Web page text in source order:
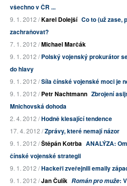
všechno v ČR ...
9. 1. 2012 /Karel Dolejší Co to (už zase,
zachraňovat?
7. 1. 2012 /Michael Marčák
9. 1. 2012 /Polský vojenský prokurátor
do hlavy
9. 1. 2012 /Síla čínské vojenské moci je
9. 1. 2012 /Petr Nachtmann Zbrojení
Mnichovská dohoda
2. 4. 2012 /Hodně klesající tendence
17. 4. 2012 /Zprávy, které nemají názor
9. 1. 2012 /Štěpán Kotrba ANALÝZA:
čínské vojenské strategii
9. 1. 2012 /Hackeři zveřejnili emaily
9. 1. 2012 /Jan Čulík Román pro muže: